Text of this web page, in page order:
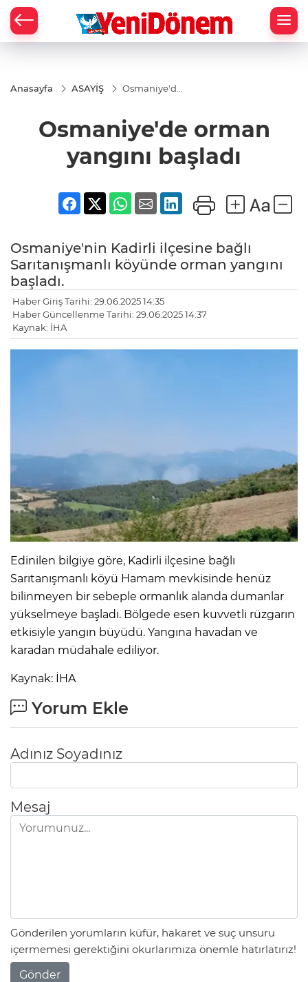
Anasayfa ASAYİŞ
Osmaniye'de
başladı
Osmaniye'de orman
yangını başladı
Osmaniye'nin Kadirli ilçesine bağlı
Sarıtanışmanlı köyünde orman yangını
başladı.
Haber Giriş Tarihi: 29.06.2025 14:35
Haber Güncellenme Tarihi: 29.06.2025 14:37
Kaynak: İHA
Edinilen bilgiye göre, Kadirli ilçesine bağlı
Sarıtanışmanlı köyü Hamam mevkisinde henüz
bilinmeyen bir sebeple ormanlık alanda dumanlar
yükselmeye başladı. Bölgede esen kuvvetli rüzgarın
etkisiyle yangın büyüdü. Yangına havadan ve
karadan müdahale ediliyor.
Kaynak: İHA
Yorum Ekle
Adınız Soyadınız
Mesaj
Gönderilen yorumların küfür, hakaret ve suç unsuru
içermemesi gerektiğini okurlarımıza önemle hatırlatırız!
Gönder